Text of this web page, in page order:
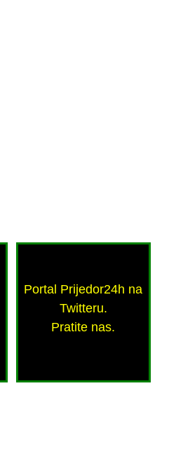
Portal Prijedor24h na
Twitteru.
Pratite nas.